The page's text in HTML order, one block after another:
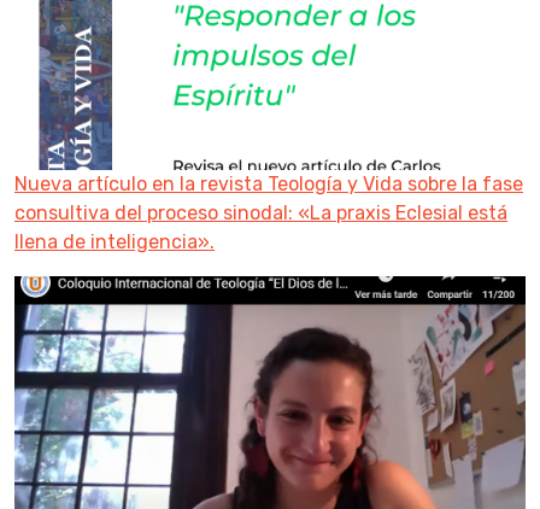
Nueva artículo en la revista Teología y Vida sobre la fase
consultiva del proceso sinodal: «La praxis Eclesial está
llena de inteligencia».